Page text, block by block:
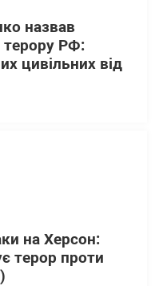
назвав
терору РФ:
цивільних від
на Херсон:
терор проти